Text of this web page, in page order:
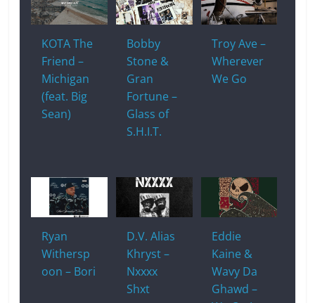
KOTA The
Friend –
Michigan
(feat. Big
Sean)
Bobby
Stone &
Gran
Fortune –
Glass of
S.H.I.T.
Troy Ave –
Wherever
We Go
Ryan
Withersp
oon – Bori
D.V. Alias
Khryst –
Nxxxx
Shxt
Eddie
Kaine &
Wavy Da
Ghawd –